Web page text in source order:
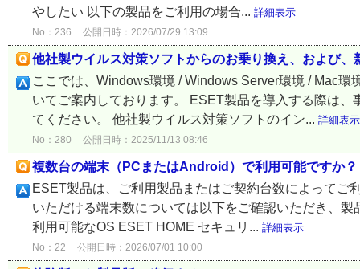
やしたい 以下の製品をご利用の場合... 詳細表示
No：236 公開日時：2026/07/29 13:09
他社製ウイルス対策ソフトからのお乗り換え、および
ここでは、Windows環境 / Windows Server環境 / Mac
いてご案内しております。 ESET製品を導入する際は
てください。 他社製ウイルス対策ソフトのイン... 詳細表示
No：280 公開日時：2025/11/13 08:46
複数台の端末（PCまたはAndroid）で利用可能ですか？
ESET製品は、ご利用製品またはご契約台数によって
いただける端末数については以下をご確認いただき、
利用可能なOS ESET HOME セキュリ... 詳細表示
No：22 公開日時：2026/07/01 10:00